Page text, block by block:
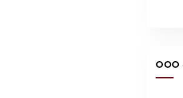
ООО